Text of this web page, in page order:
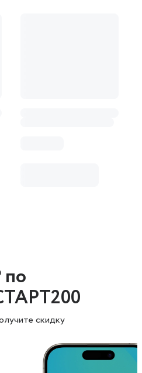
по
скидку